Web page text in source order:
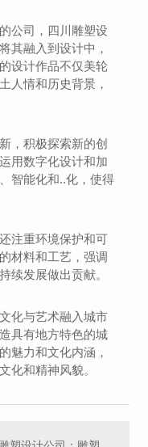
公司，四川雕塑设
其融入到设计中，
设计作品不仅美轮
人情和历史背景，
，积极探索新的创
用数字化设计和加
智能化和..化，使得
注重环境保护和可
材料和工艺，强调
续发展做出贡献。
化与艺术融入城市
具有地方特色的城
魅力和文化内涵，
化和精神风貌。